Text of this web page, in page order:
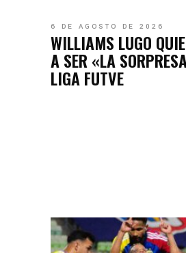
6 DE AGOSTO DE 2026
WILLIAMS LUGO
A SER «LA
LIGA FUTVE